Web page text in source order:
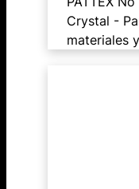
Crystal -
materiales